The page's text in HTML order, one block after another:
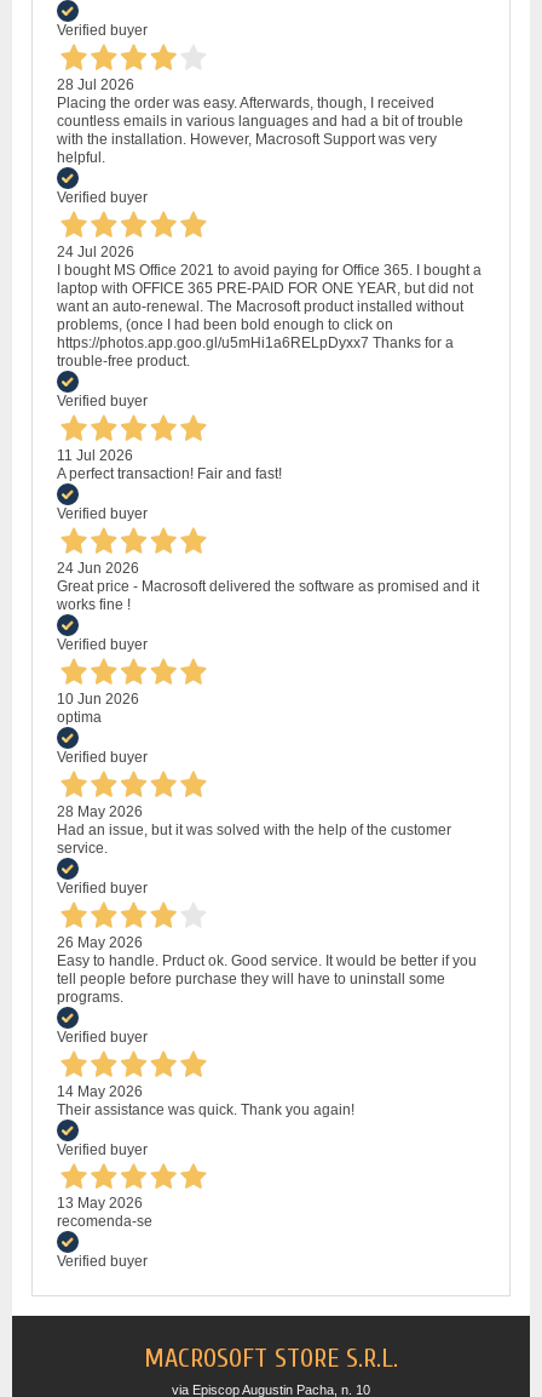
Verified buyer
28 Jul 2026
Placing the order was easy. Afterwards, though, I received
countless emails in various languages and had a bit of trouble
with the installation. However, Macrosoft Support was very
helpful.
Verified buyer
24 Jul 2026
I bought MS Office 2021 to avoid paying for Office 365. I bought a
laptop with OFFICE 365 PRE-PAID FOR ONE YEAR, but did not
want an auto-renewal. The Macrosoft product installed without
problems, (once I had been bold enough to click on
https://photos.app.goo.gl/u5mHi1a6RELpDyxx7 Thanks for a
trouble-free product.
Verified buyer
11 Jul 2026
A perfect transaction! Fair and fast!
Verified buyer
24 Jun 2026
Great price - Macrosoft delivered the software as promised and it
works fine !
Verified buyer
10 Jun 2026
optima
Verified buyer
28 May 2026
Had an issue, but it was solved with the help of the customer
service.
Verified buyer
26 May 2026
Easy to handle. Prduct ok. Good service. It would be better if you
tell people before purchase they will have to uninstall some
programs.
Verified buyer
14 May 2026
Their assistance was quick. Thank you again!
Verified buyer
13 May 2026
recomenda-se
Verified buyer
MACROSOFT STORE S.R.L.
via Episcop Augustin Pacha, n. 10